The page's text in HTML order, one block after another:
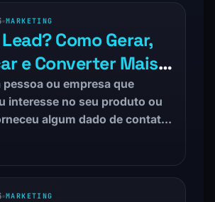
•MARKETING
Como Gerar,
e Converter Mais
pessoa ou empresa que
interesse no seu produto ou
algum dado de contato
•MARKETING